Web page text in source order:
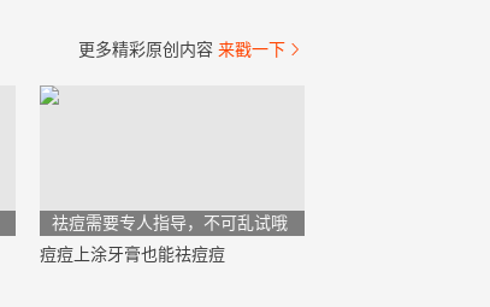
更多精彩原创内容 来戳一下 
祛痘需要专人指导，不可乱试哦
痘痘上涂牙膏也能祛痘痘